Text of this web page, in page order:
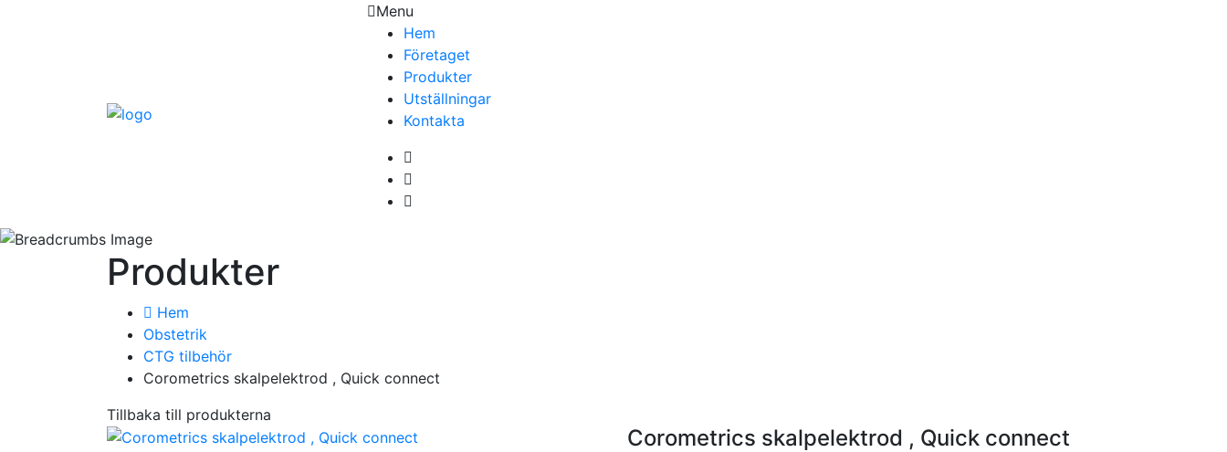
Menu
Hem
Företaget
Produkter
Utställningar
Kontakta
Produkter
Hem
Obstetrik
CTG tilbehör
Corometrics skalpelektrod , Quick connect
Tillbaka till produkterna
Corometrics skalpelektrod , Quick connect